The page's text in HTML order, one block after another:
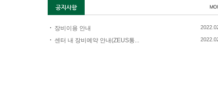
공지사항
장비이용 안내
센터 내 장비예약 안내(ZEUS통...